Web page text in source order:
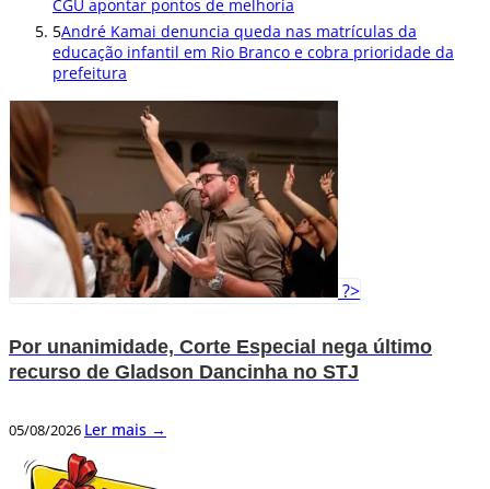
CGU apontar pontos de melhoria
5André Kamai denuncia queda nas matrículas da
educação infantil em Rio Branco e cobra prioridade da
prefeitura
?>
Por unanimidade, Corte Especial nega último
recurso de Gladson Dancinha no STJ
05/08/2026 Ler mais →